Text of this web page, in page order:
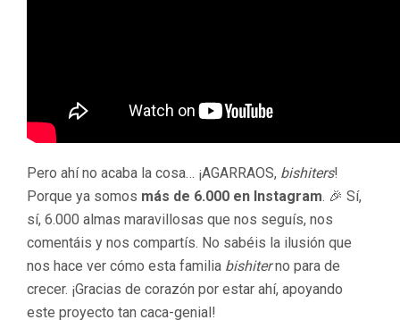
Pero ahí no acaba la cosa… ¡AGARRAOS, bishiters!
Porque ya somos más de 6.000 en Instagram. 🎉 Sí,
sí, 6.000 almas maravillosas que nos seguís, nos
comentáis y nos compartís. No sabéis la ilusión que
nos hace ver cómo esta familia bishiterno para de
crecer. ¡Gracias de corazón por estar ahí, apoyando
este proyecto tan caca-genial!